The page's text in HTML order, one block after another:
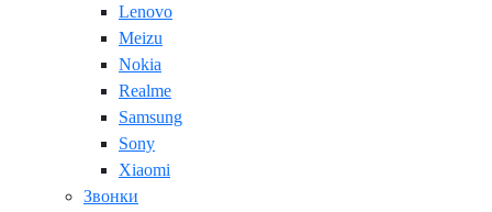
Lenovo
Meizu
Nokia
Realme
Samsung
Sony
Xiaomi
Звонки